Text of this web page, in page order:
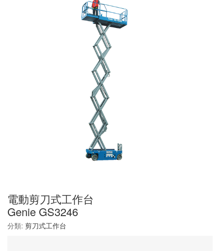
電動剪刀式工作台
Genie GS3246
分類: 剪刀式工作台